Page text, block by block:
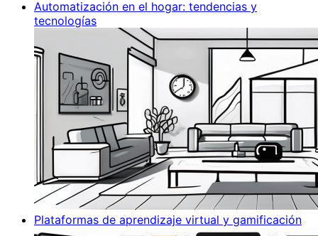
Automatización en el hogar: tendencias y
tecnologías
Plataformas de aprendizaje virtual y gamificación